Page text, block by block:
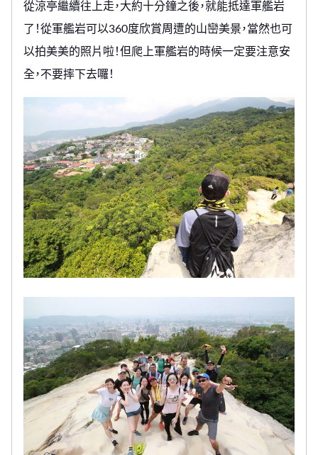
從涼亭繼續往上走，大約十分鐘之後，就能抵達軍艦岩
了！從軍艦岩可以360度欣賞周遭的山巒美景，當然也可
以拍美美的照片啦！但爬上軍艦岩的時候一定要注意安
全，不要摔下去囉！